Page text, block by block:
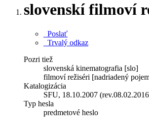
slovenskí filmoví
Poslať
Trvalý odkaz
Pozri tiež
slovenská kinematografia [slo]
filmoví režiséri [nadriadený
Katalogizácia
SFU, 18.10.2007
Typ hesla
predmetové heslo